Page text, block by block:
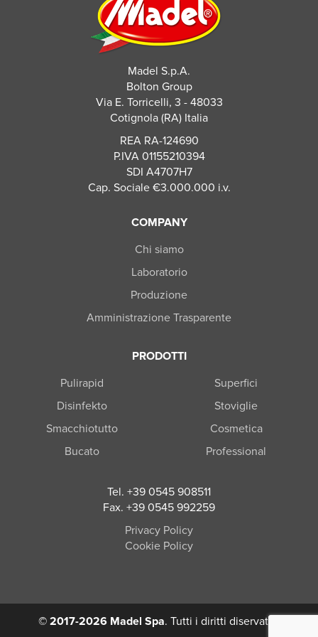
Madel S.p.A.
Bolton Group
Via E. Torricelli, 3 - 48033
Cotignola (RA) Italia
REA RA-124690
P.IVA 01155210394
SDI A4707H7
Cap. Sociale €3.000.000 i.v.
COMPANY
Chi siamo
Laboratorio
Produzione
Amministrazione Trasparente
PRODOTTI
Pulirapid
Disinfekto
Smacchiotutto
Bucato
Superfici
Stoviglie
Cosmetica
Professional
Tel. +39 0545 908511
Fax. +39 0545 992259
Privacy Policy
Cookie Policy
© 2017-2026 Madel Spa. Tutti i diritti diservati –